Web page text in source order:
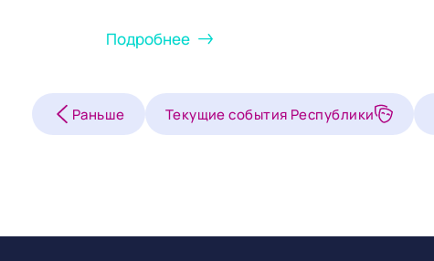
Подробнее
Раньше Текущие события Республики